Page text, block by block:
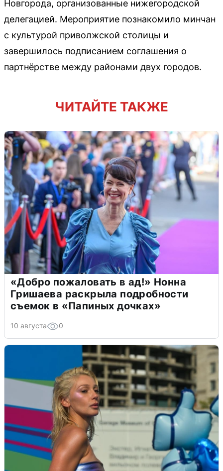
Новгорода, организованные нижегородской
делегацией. Мероприятие познакомило минчан
с культурой приволжской столицы и
завершилось подписанием соглашения о
партнёрстве между районами двух городов.
ЧИТАЙТЕ ТАКЖЕ
«Добро пожаловать в ад!» Нонна
Гришаева раскрыла подробности
съемок в «Папиных дочках»
10 августа 0